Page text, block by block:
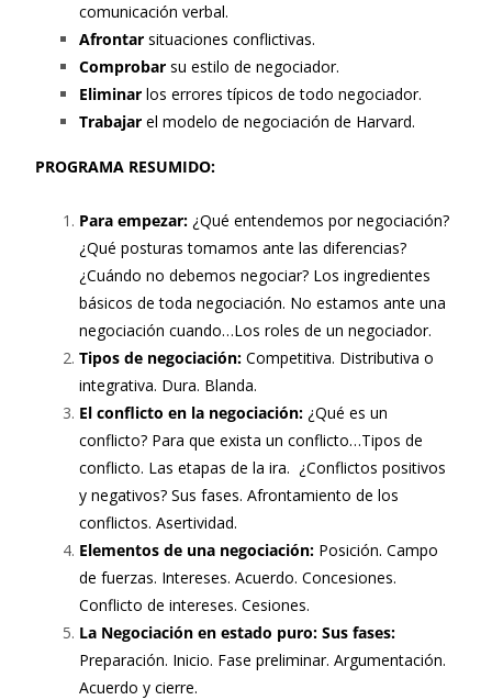
comunicación verbal.
Afrontar situaciones conflictivas.
Comprobar su estilo de negociador.
Eliminar los errores típicos de todo negociador.
Trabajar el modelo de negociación de Harvard.
PROGRAMA RESUMIDO:
Para empezar: ¿Qué entendemos por negociación?
¿Qué posturas tomamos ante las diferencias?
¿Cuándo no debemos negociar? Los ingredientes
básicos de toda negociación. No estamos ante una
negociación cuando…Los roles de un negociador.
Tipos de negociación: Competitiva. Distributiva o
integrativa. Dura. Blanda.
El conflicto en la negociación: ¿Qué es un
conflicto? Para que exista un conflicto…Tipos de
conflicto. Las etapas de la ira. ¿Conflictos positivos
y negativos? Sus fases. Afrontamiento de los
conflictos. Asertividad.
Elementos de una negociación: Posición. Campo
de fuerzas. Intereses. Acuerdo. Concesiones.
Conflicto de intereses. Cesiones.
La Negociación en estado puro: Sus fases:
Preparación. Inicio. Fase preliminar. Argumentación.
Acuerdo y cierre.